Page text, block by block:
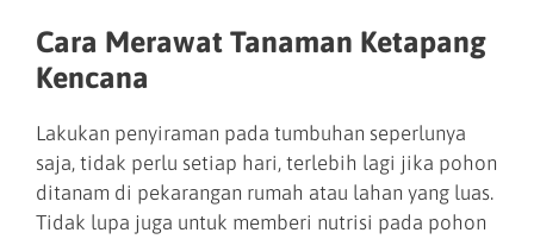
Cara Merawat Tanaman Ketapang
Kencana
Lakukan penyiraman pada tumbuhan seperlunya
saja, tidak perlu setiap hari, terlebih lagi jika pohon
ditanam di pekarangan rumah atau lahan yang luas.
Tidak lupa juga untuk memberi nutrisi pada pohon